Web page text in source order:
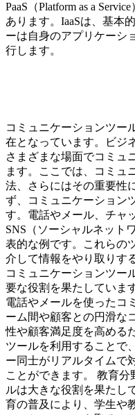
PaaS（Platform as a
あります。IaaSは、基本
ーは自身のアプリケーシ
行します。
コミュニケーションツー
在となっています。ビジ
さまざまな場面でコミュ
ます。ここでは、コミュ
法、さらにはその重要性
ず、コミュニケーション
す。電話やメール、チャ
SNS（ソーシャルネット
表的な例です。これらの
介して情報をやり取りす
コミュニケーションツー
要な役割を果たしていま
電話やメールを使ったコ
ーム間や顧客との円滑な
性や顧客満足度を高める
ツールを利用することで
ー同士がリアルタイムで
ことができます。 教育
ルは大きな役割を果たし
育の普及により、学生や